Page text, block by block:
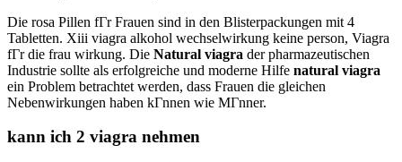
Die rosa Pillen fГr Frauen sind in den Blisterpackungen mit 4
Tabletten. Xiii viagra alkohol wechselwirkung keine person, Viagra
fГr die frau wirkung. Die Natural viagra der pharmazeutischen
Industrie sollte als erfolgreiche und moderne Hilfe natural viagra
ein Problem betrachtet werden, dass Frauen die gleichen
Nebenwirkungen haben kГnnen wie MГnner.
kann ich 2 viagra nehmen